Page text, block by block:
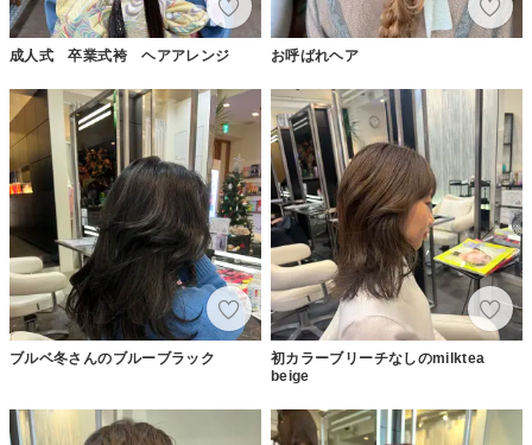
成人式 卒業式袴 ヘアアレンジ お呼ばれヘア
ブルベ冬さんのブルーブラック
初カラーブリーチなしのmilktea
beige